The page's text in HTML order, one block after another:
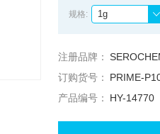
规格: 1g
注册品牌：
订购货号：
PRIME-
产品编号：
HY-14770